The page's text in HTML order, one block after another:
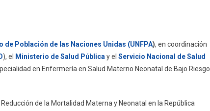
de Población de las Naciones Unidas (UNFPA), en coordinación
), el Ministerio de Salud Pública y el Servicio Nacional de Salud
en Enfermería en Salud Materno Neonatal de Bajo Riesgo
de la Mortalidad Materna y Neonatal en la República